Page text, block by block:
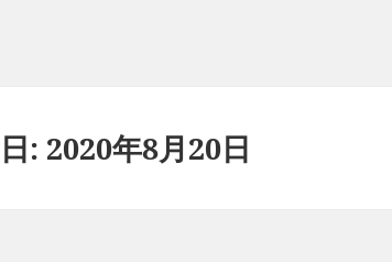
日: 2020年8月20日